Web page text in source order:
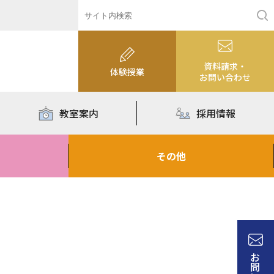
体験授業
資料請求・
お問い合わせ
教室案内 採用情報
その他
お
問